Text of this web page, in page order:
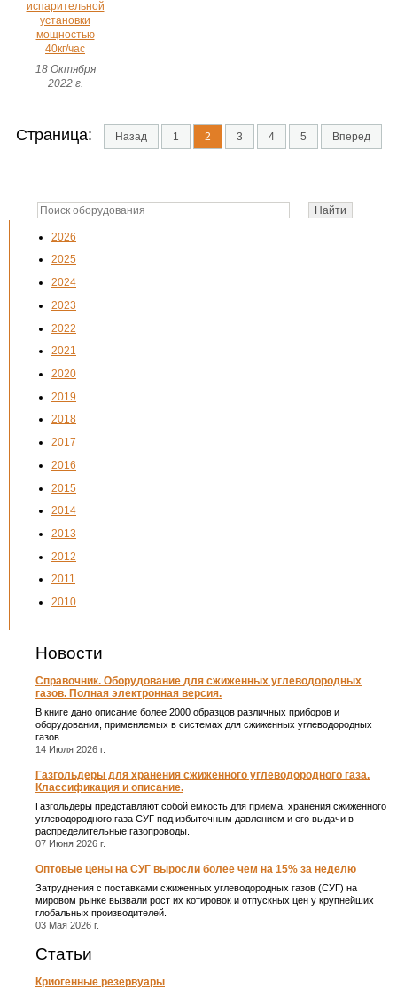
2026
2025
2024
2023
2022
2021
2020
2019
2018
2017
2016
2015
2014
2013
2012
2011
2010
Новости
Справочник. Оборудование для сжиженных углеводородных
газов. Полная электронная версия.
В книге дано описание более 2000 образцов различных приборов и
оборудования, применяемых в системах для сжиженных углеводородных
газов...
14 Июля 2026 г.
Газгольдеры для хранения сжиженного углеводородного газа.
Классификация и описание.
Газгольдеры представляют собой емкость для приема, хранения сжиженного
углеводородного газа СУГ под избыточным давлением и его выдачи в
распределительные газопроводы.
07 Июня 2026 г.
Оптовые цены на СУГ выросли более чем на 15% за неделю
Затруднения с поставками сжиженных углеводородных газов (СУГ) на
мировом рынке вызвали рост их котировок и отпускных цен у крупнейших
глобальных производителей.
03 Мая 2026 г.
Статьи
Криогенные резервуары
испарительной
установки
мощностью
40кг/час
18 Октября
2022 г.
Страница: Назад 1 2 3 4 5 Вперед